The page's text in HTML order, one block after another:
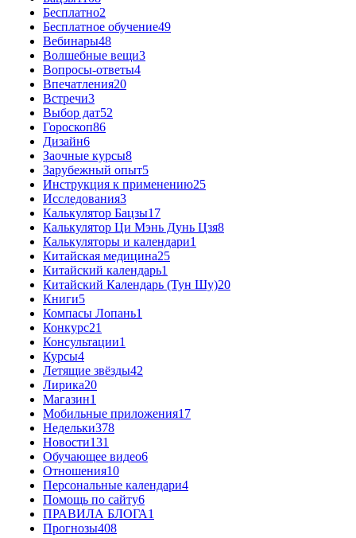
Бесплатно2
Бесплатное обучение49
Вебинары48
Волшебные вещи3
Вопросы-ответы4
Впечатления20
Встречи3
Выбор дат52
Гороскоп86
Дизайн6
Заочные курсы8
Зарубежный опыт5
Инструкция к применению25
Исследования3
Калькулятор Бацзы17
Калькулятор Ци Мэнь Дунь Цзя8
Калькуляторы и календари1
Китайская медицина25
Китайский календарь1
Китайский Календарь (Тун Шу)20
Книги5
Компасы Лопань1
Конкурс21
Консультации1
Курсы4
Летящие звёзды42
Лирика20
Магазин1
Мобильные приложения17
Недельки378
Новости131
Обучающее видео6
Отношения10
Персональные календари4
Помощь по сайту6
ПРАВИЛА БЛОГА1
Прогнозы408